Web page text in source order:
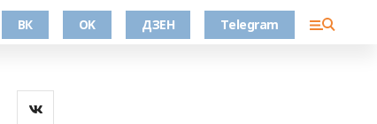
ВК OK ДЗЕН Telegram